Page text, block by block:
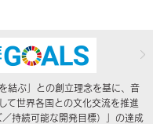
結ぶ」との創立理念を基に、音
て世界各国との文化交流を推進
持続可能な開発目標）」の達成